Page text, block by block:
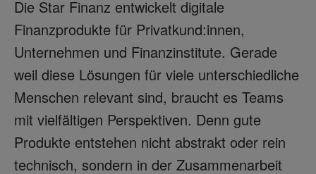
Die Star Finanz entwickelt digitale
Finanzprodukte für Privatkund:innen,
Unternehmen und Finanzinstitute. Gerade
weil diese Lösungen für viele unterschiedliche
Menschen relevant sind, braucht es Teams
mit vielfältigen Perspektiven. Denn gute
Produkte entstehen nicht abstrakt oder rein
technisch, sondern in der Zusammenarbeit